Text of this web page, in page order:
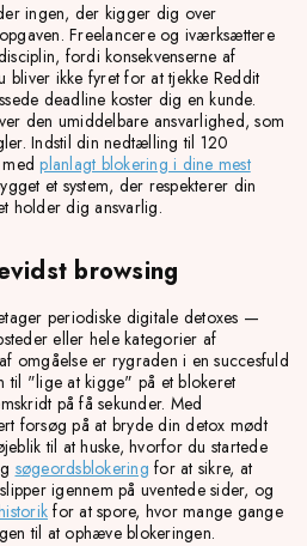
ingen, der kigger dig over
Freelancere og iværksættere
fordi konsekvenserne af
ikke fyret for at tjekke Reddit
deadline koster dig en kunde.
den umiddelbare ansvarlighed, som
Indstil din nedtælling til 120
medplanlagt blokering i dine mest
et system, der respekterer din
holder dig ansvarlig.
browsing
periodiske digitale detoxes —
eller hele kategorier af
omgåelse er rygraden i en succesfuld
til "lige at kigge" på et blokeret
på få sekunder. Med
forsøg på at bryde din detox mødt
til at huske, hvorfor du startede
søgeordsblokering for at sikre, at
igennem på uventede sider, og
for at spore, hvor mange gange
til at ophæve blokeringen.